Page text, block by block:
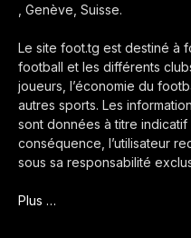
, Genève, Suisse.
Le site foot.tg est destiné à
football et les différents
joueurs, l’économie du
autres sports. Les
sont données à titre
conséquence, l’utilisateur
sous sa responsabilité
Plus …